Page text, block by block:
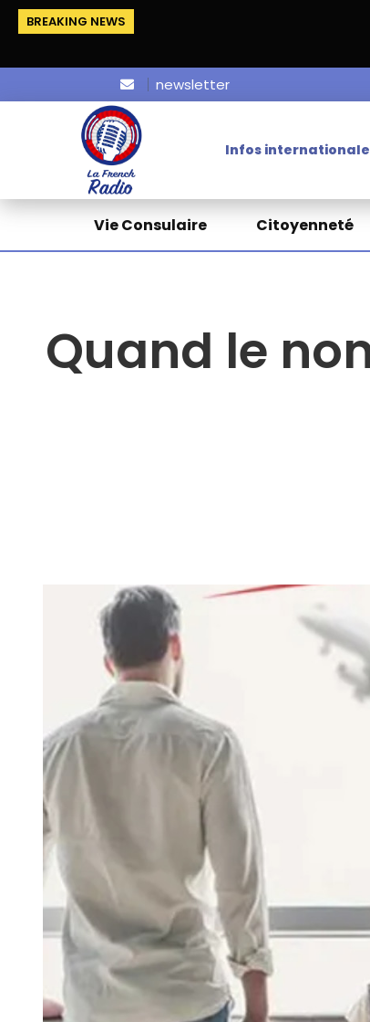
BREAKING NEWS
newsletter
Infos
Vie Consulaire Citoyenneté
Quand le